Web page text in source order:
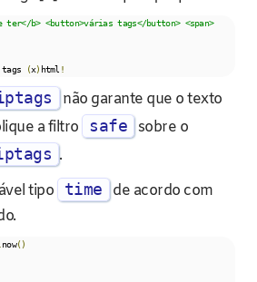
ter</b> <button>várias tags</button> <span>
(x) html !
não garante que o texto
a filtro
safe
sobre o
.
tipo time
de acordo com
now()